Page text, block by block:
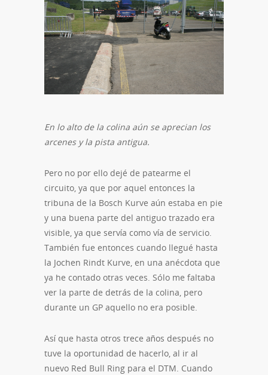
En lo alto de la colina aún se aprecian los
arcenes y la pista antigua.
Pero no por ello dejé de patearme el
circuito, ya que por aquel entonces la
tribuna de la Bosch Kurve aún estaba en pie
y una buena parte del antiguo trazado era
visible, ya que servía como vía de servicio.
También fue entonces cuando llegué hasta
la Jochen Rindt Kurve, en una anécdota que
ya he contado otras veces. Sólo me faltaba
ver la parte de detrás de la colina, pero
durante un GP aquello no era posible.
Así que hasta otros trece años después no
tuve la oportunidad de hacerlo, al ir al
nuevo Red Bull Ring para el DTM. Cuando